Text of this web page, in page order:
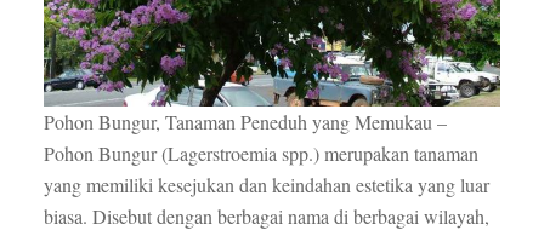
Pohon Bungur, Tanaman Peneduh yang Memukau –
Pohon Bungur (Lagerstroemia spp.) merupakan tanaman
yang memiliki kesejukan dan keindahan estetika yang luar
biasa. Disebut dengan berbagai nama di berbagai wilayah,